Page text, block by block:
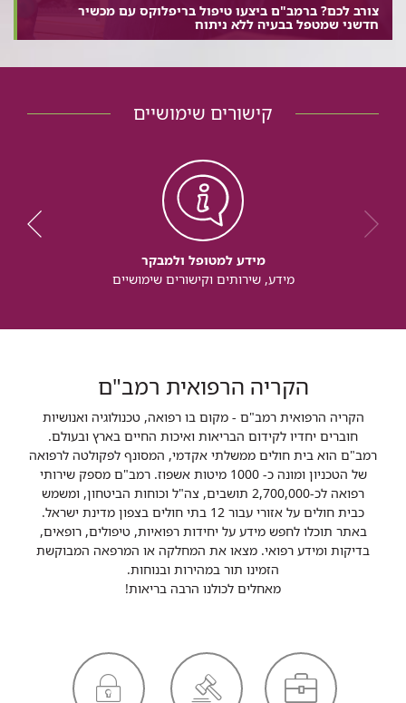
צורב לכם? ברמב"ם ביצעו טיפול בריפלוקס עם מכשיר
חדשני שמטפל בבעיה ללא ניתוח
קישורים שימושיים
מידע למטופל ולמבקר
מידע, שירותים וקישורים שימושיים
הקריה הרפואית רמב"ם
הקריה הרפואית רמב"ם - מקום בו רפואה, טכנולוגיה ואנושיות
חוברים יחדיו לקידום הבריאות ואיכות החיים בארץ ובעולם.
רמב"ם הוא בית חולים ממשלתי אקדמי, המסונף לפקולטה לרפואה
של הטכניון ומונה כ- 1000 מיטות אשפוז. רמב"ם מספק שירותי
רפואה לכ-2,700,000 תושבים, צה"ל וכוחות הביטחון, ומשמש
כבית חולים על אזורי עבור 12 בתי חולים בצפון מדינת ישראל.
באתר תוכלו לחפש מידע על יחידות רפואיות, טיפולים, רופאים,
בדיקות ומידע רפואי. מצאו את המחלקה או המרפאה המבוקשת
הזמינו תור במהירות ובנוחות.
מאחלים לכולנו הרבה בריאות!